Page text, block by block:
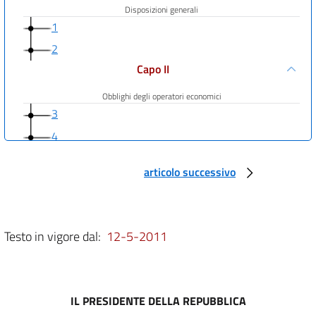
Disposizioni generali
1
2
Capo II
Obblighi degli operatori economici
3
4
Capo III
articolo successivo
Testo in vigore dal: 12-5-2011
IL PRESIDENTE DELLA REPUBBLICA